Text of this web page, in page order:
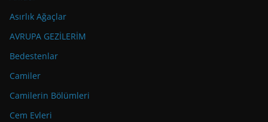
Asırlık Ağaçlar
AVRUPA GEZİLERİM
Bedestenlar
Camiler
Camilerin Bölümleri
Cem Evleri